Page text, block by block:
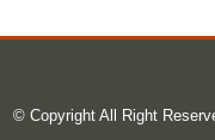
© Copyright All Right